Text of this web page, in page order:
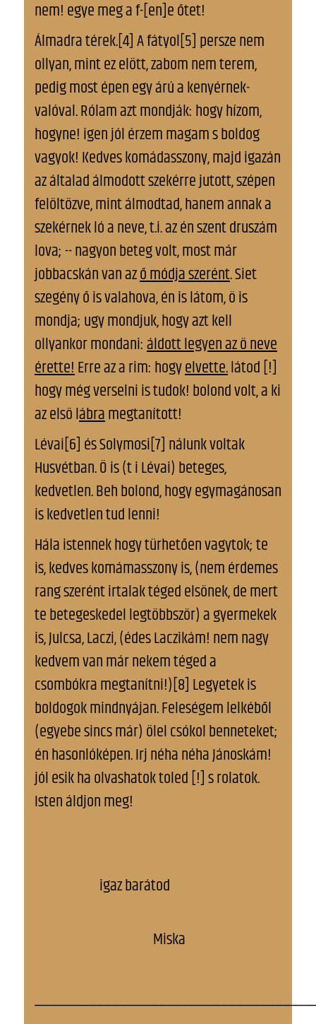
nem! egye meg a f-[en]e őtet!
Álmadra térek.[4] A fátyol[5] persze nem
ollyan, mint ez elött, zabom nem terem,
pedig most épen egy árú a kenyérnek-
valóval. Rólam azt mondják: hogy hízom,
hogyne! igen jól érzem magam s boldog
vagyok! Kedves komádasszony, majd igazán
az általad álmodott szekérre jutott, szépen
felöltözve, mint álmodtad, hanem annak a
szekérnek ló a neve, t.i. az én szent druszám
lova; -- nagyon beteg volt, most már
jobbacskán van aző módja szerént. Siet
szegény ő is valahova, én is látom, ö is
mondja; ugy mondjuk, hogy azt kell
ollyankor mondani:áldott legyen az ö neve
érette!Erre az a rim: hogyelvette.látod [!]
hogy még verselni is tudok! bolond volt, a ki
az elsö lábramegtanított!
Lévai[6] és Solymosi[7] nálunk voltak
Husvétban. Ö is (t i Lévai) beteges,
kedvetlen. Beh bolond, hogy egymagánosan
is kedvetlen tud lenni!
Hála istennek hogy türhetően vagytok; te
is, kedves komámasszony is, (nem érdemes
rang szerént irtalak téged elsönek, de mert
te betegeskedel legtöbbször) a gyermekek
is, Julcsa, Laczi, (édes Laczikám! nem nagy
kedvem van már nekem téged a
csombókra megtanítni!)[8] Legyetek is
boldogok mindnyájan. Feleségem lelkéből
(egyebe sincs már) ölel csókol benneteket;
én hasonlóképen. Irj néha néha Jánoskám!
jól esik ha olvashatok toled [!] s rolatok.
Isten áldjon meg!
igaz barátod
Miska